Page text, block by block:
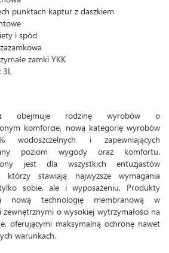
punktach kaptur z daszkiem
i spód
zamki YKK
3L
obejmuje rodzinę wyrobów o
komforcie, nową kategorię wyrobów
wodoszczelnych i zapewniających
poziom wygody oraz komfortu.
jest dla wszystkich entuzjastów
którzy stawiają najwyższe wymagania
sobie, ale i wyposażeniu. Produkty
nową technologię membranową w
zewnętrznymi o wysokiej wytrzymałości na
oferującymi maksymalną ochronę nawet
warunkach.